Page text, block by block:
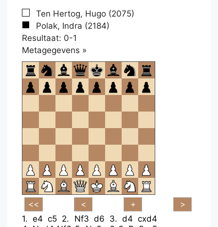
Ten Hertog, Hugo (2075)
Polak, Indra (2184)
Resultaat: 0-1
Metagegevens »
om
te
openen.
1.e4 c5 2. Nf3 d6 3. d4 cxd4